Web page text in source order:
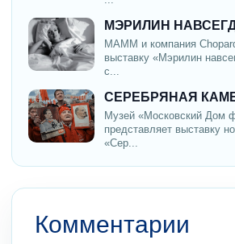
МЭРИЛИН
МАММ и компания
выставку «Мэрилин
с...
СЕРЕБРЯНАЯ
Музей «Московский Дом
представляет выставку
«Сер...
Комментарии